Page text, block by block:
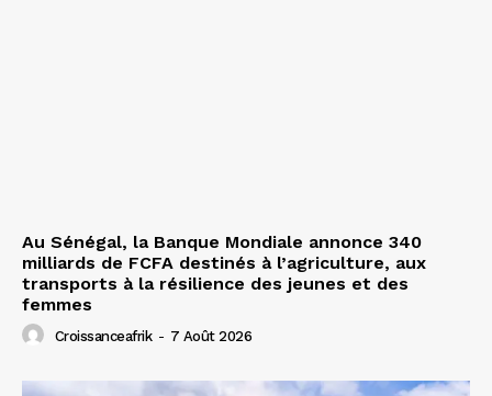
Au Sénégal, la Banque Mondiale annonce 340
milliards de FCFA destinés à l’agriculture, aux
transports à la résilience des jeunes et des
femmes
Croissanceafrik - 7 Août 2026